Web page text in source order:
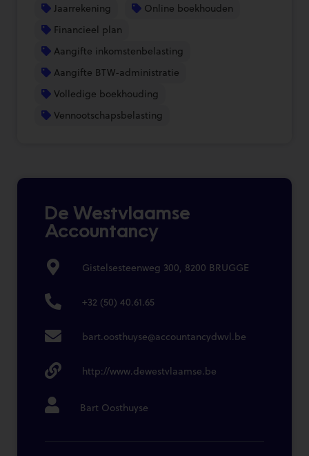
Jaarrekening
Online boekhouden
Financieel plan
Aangifte inkomstenbelasting
Aangifte BTW-administratie
Volledige boekhouding
Vennootschapsbelasting
De Westvlaamse
Accountancy
Gistelsesteenweg 300, 8200 BRUGGE
+32 (50) 40.61.65
bart.oosthuyse@accountancydwvl.be
http://www.dewestvlaamse.be
Bart Oosthuyse